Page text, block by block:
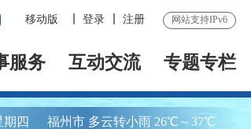
移动版 登录 注册 网站支持IPv6
服务 互动交流 专题专栏
期四 福州市 多云转小雨 26℃～37℃